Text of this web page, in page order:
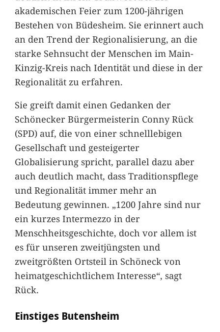
akademischen Feier zum 1200-jährigen
Bestehen von Büdesheim. Sie erinnert auch
an den Trend der Regionalisierung, an die
starke Sehnsucht der Menschen im Main-
Kinzig-Kreis nach Identität und diese in der
Regionalität zu erfahren.
Sie greift damit einen Gedanken der
Schönecker Bürgermeisterin Conny Rück
(SPD) auf, die von einer schnelllebigen
Gesellschaft und gesteigerter
Globalisierung spricht, parallel dazu aber
auch deutlich macht, dass Traditionspflege
und Regionalität immer mehr an
Bedeutung gewinnen. „1200 Jahre sind nur
ein kurzes Intermezzo in der
Menschheitsgeschichte, doch vor allem ist
es für unseren zweitjüngsten und
zweitgrößten Ortsteil in Schöneck von
heimatgeschichtlichem Interesse“, sagt
Rück.
Einstiges Butensheim